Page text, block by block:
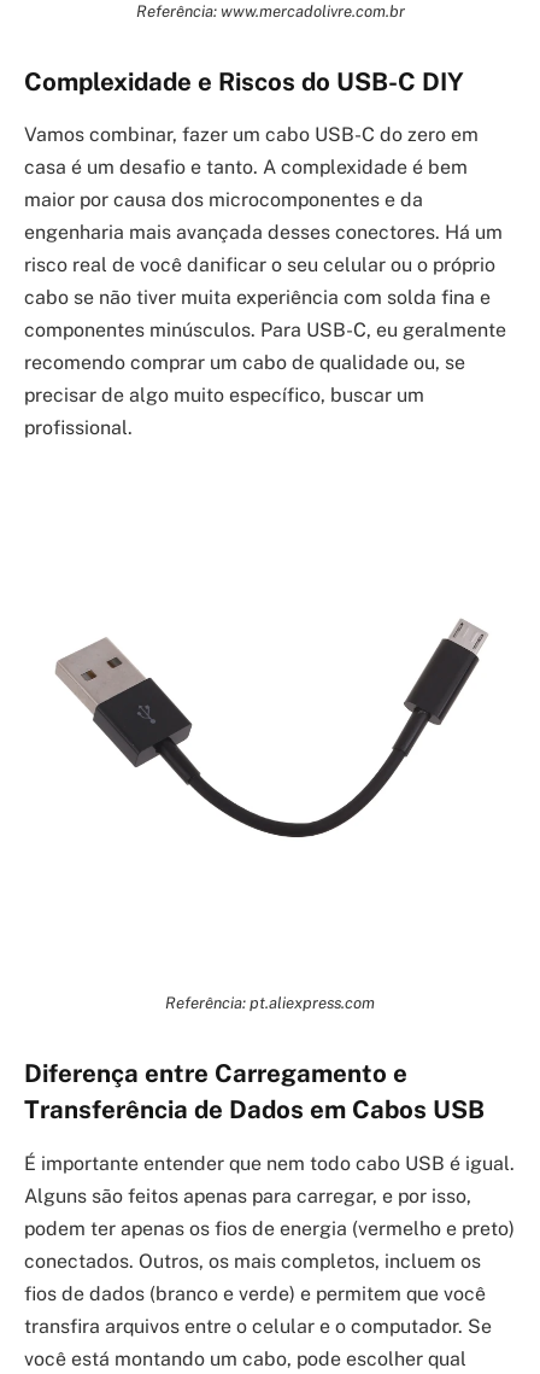
Referência: www.mercadolivre.com.br
Complexidade e Riscos do USB-C DIY
Vamos combinar, fazer um cabo USB-C do zero em
casa é um desafio e tanto. A complexidade é bem
maior por causa dos microcomponentes e da
engenharia mais avançada desses conectores. Há um
risco real de você danificar o seu celular ou o próprio
cabo se não tiver muita experiência com solda fina e
componentes minúsculos. Para USB-C, eu geralmente
recomendo comprar um cabo de qualidade ou, se
precisar de algo muito específico, buscar um
profissional.
Referência: pt.aliexpress.com
Diferença entre Carregamento e
Transferência de Dados em Cabos USB
É importante entender que nem todo cabo USB é igual.
Alguns são feitos apenas para carregar, e por isso,
podem ter apenas os fios de energia (vermelho e preto)
conectados. Outros, os mais completos, incluem os
fios de dados (branco e verde) e permitem que você
transfira arquivos entre o celular e o computador. Se
você está montando um cabo, pode escolher qual